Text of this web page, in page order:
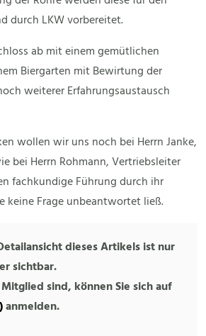
durch LKW vorbereitet.
ab mit einem gemütlichen
Biergarten mit Bewirtung der
weiterer Erfahrungsaustausch
wollen wir uns noch bei Herrn Janke,
bei Herrn Rohmann, Vertriebsleiter
fachkundige Führung durch ihr
keine Frage unbeantwortet ließ.
dieses Artikels ist nur
sichtbar.
sind, können Sie sich auf
anmelden.